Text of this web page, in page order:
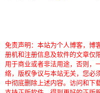
免责声明：本站为个人博客，博
册机和注册信息及软件的文章仅
用于商业或者非法用途，否则，
络，版权争议与本站无关，您必
中彻底删除上述内容。访问和下